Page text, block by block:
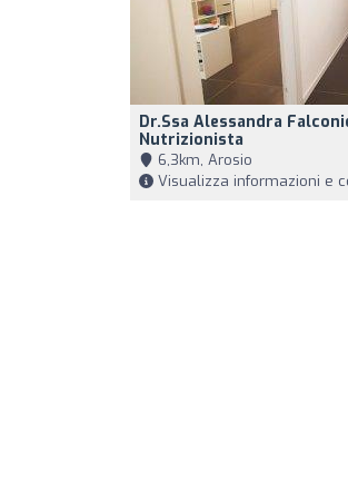
Dr.ssa Alessandra
Nutrizionista
6,3km, Arosio
Visualizza informazioni e